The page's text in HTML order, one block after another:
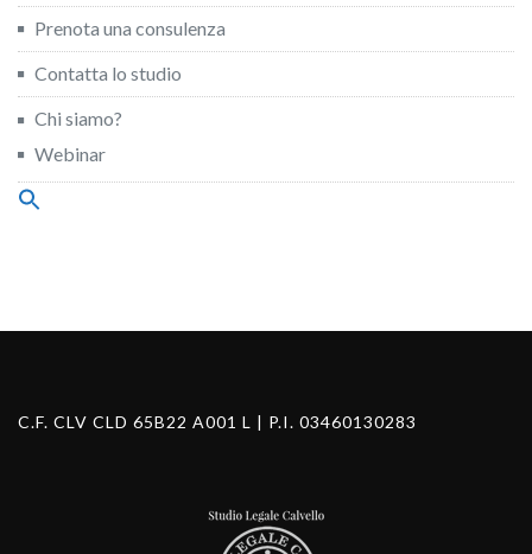
Prenota una consulenza
Contatta lo studio
Chi siamo?
Webinar
Search
C.F. CLV CLD 65B22 A001 L | P.I. 03460130283